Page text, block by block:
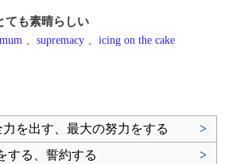
ても素晴らしい
、 supremacy 、 icing on the cake
力を出す、最大の努力をする
>
する、誓約する
>